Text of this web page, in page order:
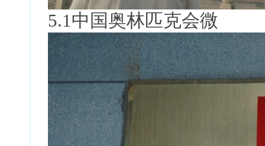
5.1中国奥林匹克会微